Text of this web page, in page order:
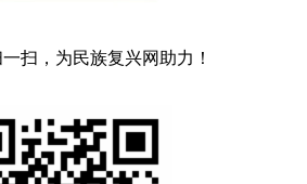
扫，为民族复兴网助力！